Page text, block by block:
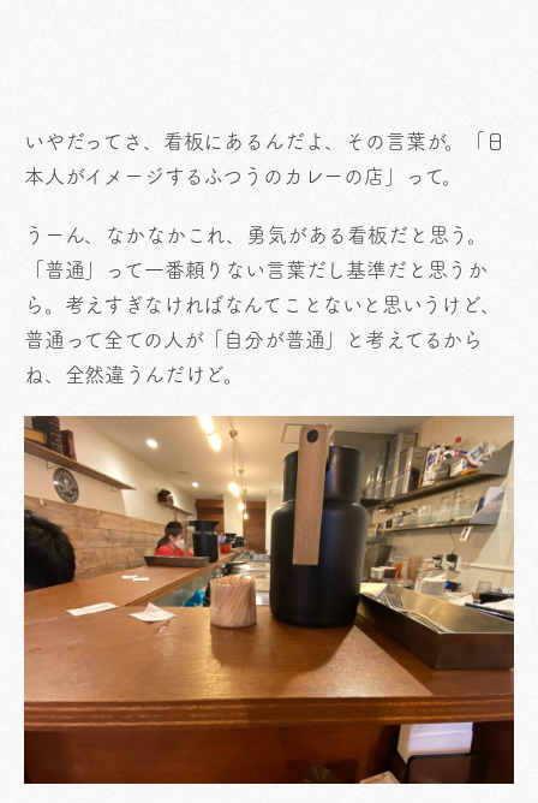
いやだってさ、看板にあるんだよ、その言葉が。「日
本人がイメージするふつうのカレーの店」って。
うーん、なかなかこれ、勇気がある看板だと思う。
「普通」って一番頼りない言葉だし基準だと思うか
ら。考えすぎなければなんてことないと思いうけど、
普通って全ての人が「自分が普通」と考えてるから
ね、全然違うんだけど。